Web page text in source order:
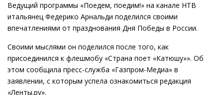
Ведущий программы «Поедем, поедим!» на канале НТВ
итальянец Федерико Арнальди поделился своими
впечатлениями от празднования Дня Победы в России.
Своими мыслями он поделился после того, как
присоединился к флешмобу «Страна поет «Катюшу»». Об
этом сообщила пресс-служба «Газпром-Медиа» в
заявлении, с которым успела ознакомиться редакция
«Ленты.ру».